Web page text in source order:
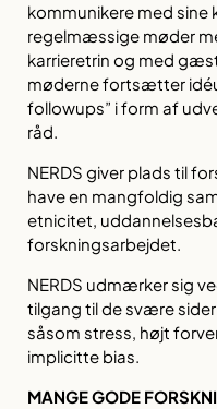
kommunikere med sine
regelmæssige møder
karrieretrin og med
møderne fortsætter
followups” i form af
råd.
NERDS giver plads til
have en mangfoldig
etnicitet,
forskningsarbejdet.
NERDS udmærker sig
tilgang til de svære
såsom stress, højt
implicitte bias.
MANGE GODE